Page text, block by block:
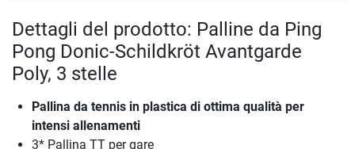
Dettagli del prodotto: Palline da Ping
Pong Donic-Schildkröt Avantgarde
Poly, 3 stelle
Pallina da tennis in plastica di ottima qualità per
intensi allenamenti
3* Pallina TT per gare